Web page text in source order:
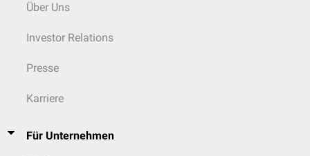
Über Uns
Investor Relations
Presse
Karriere
Für Unternehmen